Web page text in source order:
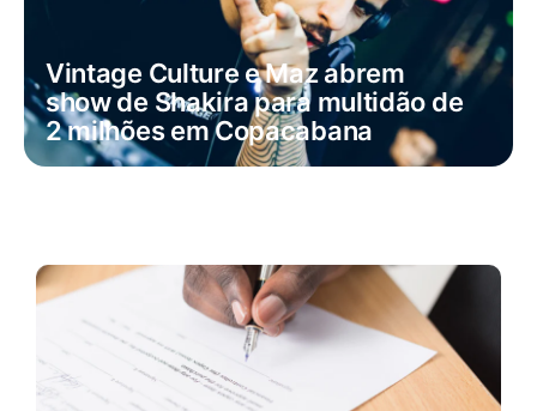
Vintage Culture e Maz abrem
show de Shakira para multidão de
2 milhões em Copacabana